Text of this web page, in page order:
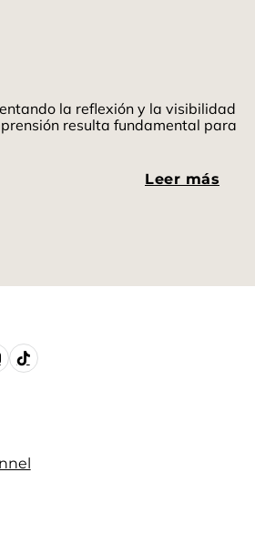
la reflexión y la visibilidad
resulta fundamental para
Leer más